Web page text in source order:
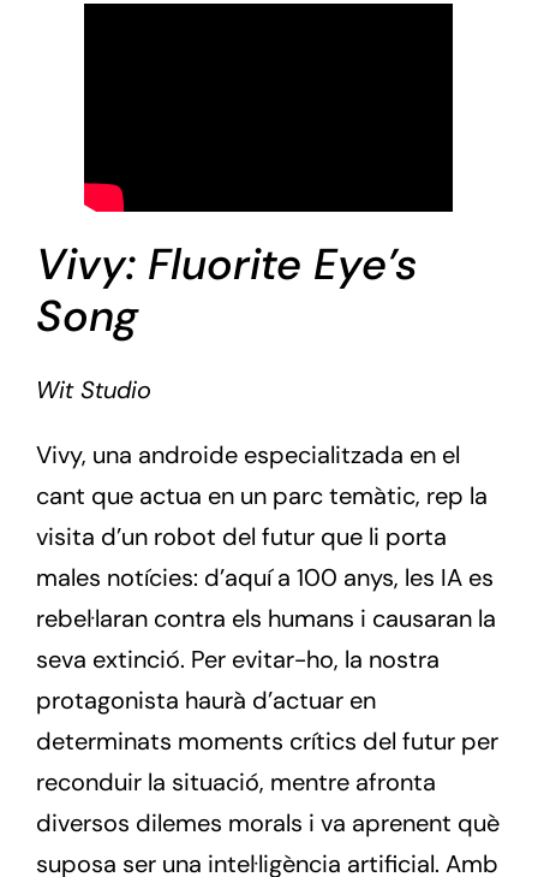
Vivy: Fluorite Eye’s
Song
Wit Studio
Vivy, una androide especialitzada en el
cant que actua en un parc temàtic, rep la
visita d’un robot del futur que li porta
males notícies: d’aquí a 100 anys, les IA es
rebel·laran contra els humans i causaran la
seva extinció. Per evitar-ho, la nostra
protagonista haurà d’actuar en
determinats moments crítics del futur per
reconduir la situació, mentre afronta
diversos dilemes morals i va aprenent què
suposa ser una intel·ligència artificial. Amb